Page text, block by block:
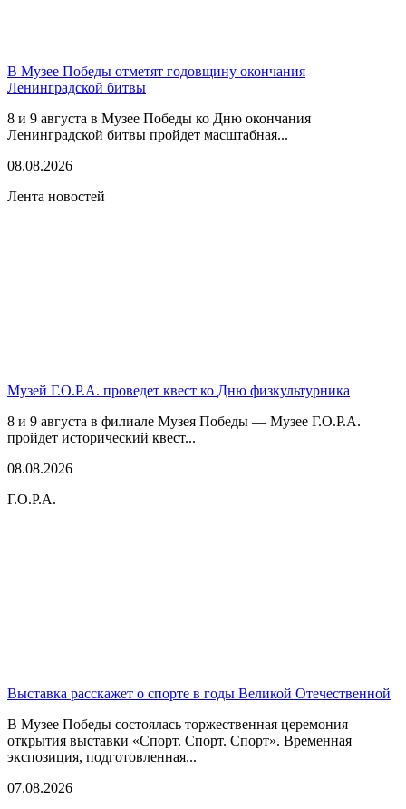
В Музее Победы отметят годовщину окончания
Ленинградской битвы
8 и 9 августа в Музее Победы ко Дню окончания
Ленинградской битвы пройдет масштабная...
08.08.2026
Лента новостей
Музей Г.О.Р.А. проведет квест ко Дню физкультурника
8 и 9 августа в филиале Музея Победы — Музее Г.О.Р.А.
пройдет исторический квест...
08.08.2026
Г.О.Р.А.
Выставка расскажет о спорте в годы Великой Отечественной
В Музее Победы состоялась торжественная церемония
открытия выставки «Спорт. Спорт. Спорт». Временная
экспозиция, подготовленная...
07.08.2026